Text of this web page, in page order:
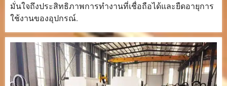
มั่นใจถึงประสิทธิภาพการทำงานที่เชื่อถือได้และยืดอายุการ
ใช้งานของอุปกรณ์.